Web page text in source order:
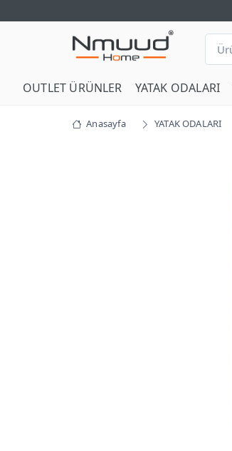
OUTLET ÜRÜNLER YATAK ODALARI
Anasayfa YATAK ODALARI